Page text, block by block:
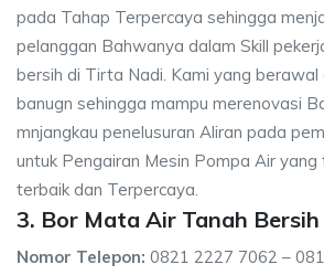
pada Tahap Terpercaya sehingga
pelanggan Bahwanya dalam Skill
bersih di Tirta Nadi. Kami yang berawal
banugn sehingga mampu merenovasi
mnjangkau penelusuran Aliran pada
untuk Pengairan Mesin Pompa Air
terbaik dan Terpercaya.
3. Bor Mata Air Tanah
Nomor Telepon: 0821 2227 7062 –